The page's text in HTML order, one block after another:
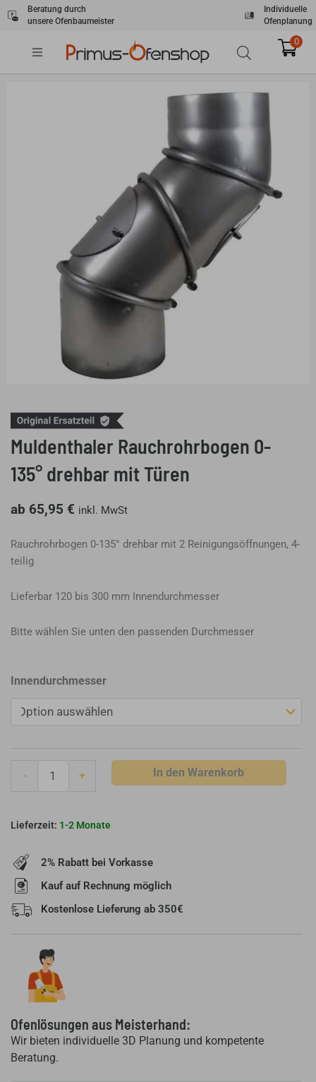
Zum
Inhalt
Beratung durch
unsere Ofenbaumeister
Individuelle
Ofenplanung
0
Muldenthaler Rauchrohrbogen 0-
135° drehbar mit Türen
ab 65,95 € inkl. MwSt
Rauchrohrbogen 0-135° drehbar mit 2 Reinigungsöffnungen, 4-
teilig
Lieferbar 120 bis 300 mm Innendurchmesser
Bitte wählen Sie unten den passenden Durchmesser
Innendurchmesser
-
Muldenthaler
135°
Türen
Menge
+ In den Warenkorb
1-2 Monate
2% Rabatt bei Vorkasse
Kauf auf Rechnung möglich
Kostenlose Lieferung ab 350€
Ofenlösungen aus Meisterhand:
Wir bieten individuelle 3D Planung und kompetente
Beratung.